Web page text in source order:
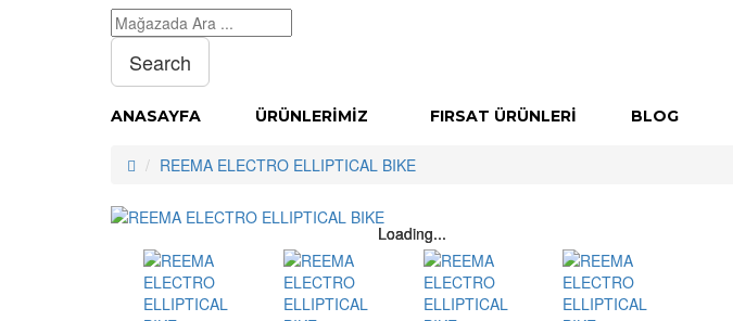
Search
ANASAYFA ÜRÜNLERIMIZ FIRSAT ÜRÜNLERI BLOG
REEMA ELECTRO ELLIPTICAL BIKE
Loading...
Loading...
Loading...
Loading...
Loading...
Loading...